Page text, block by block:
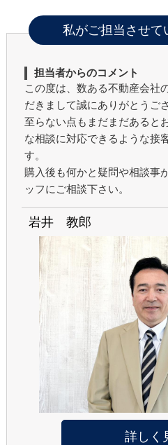
私がご担当させて
担当者からのコメント
この度は、数ある不動産会社
だきまして誠にありがとうご
至らない点もまだまだあると
な相談に対応できるような接
す。
購入後も何かと疑問や相談事
ッフにご相談下さい。
岩井 教郎
詳しく